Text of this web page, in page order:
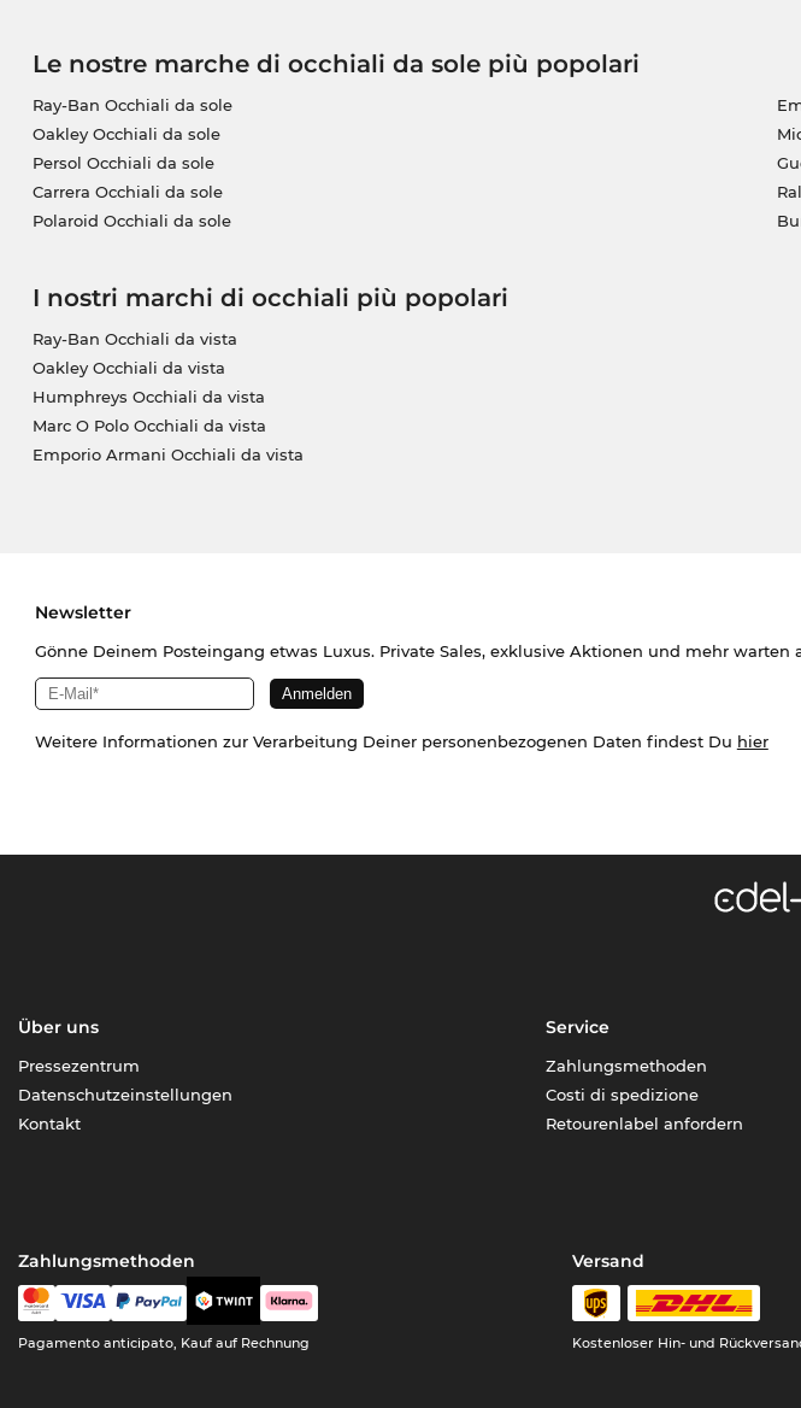
Le nostre marche di occhiali da sole più popolari
Ray-Ban Occhiali da sole
Oakley Occhiali da sole
Persol Occhiali da sole
Carrera Occhiali da sole
Polaroid Occhiali da sole
I nostri marchi di occhiali più popolari
Ray-Ban Occhiali da vista
Oakley Occhiali da vista
Humphreys Occhiali da vista
Marc O Polo Occhiali da vista
Emporio Armani Occhiali da vista
Newsletter
Gönne Deinem Posteingang etwas Luxus. Private Sales, exklusive Aktionen und mehr warten
Weitere Informationen zur Verarbeitung Deiner personenbezogenen Daten findest Du hier
Über uns
Pressezentrum
Datenschutzeinstellungen
Kontakt
Service
Zahlungsmethoden
Costi di spedizione
Retourenlabel anfordern
Zahlungsmethoden
Pagamento anticipato, Kauf auf Rechnung
Versand
Kostenloser Hin- und